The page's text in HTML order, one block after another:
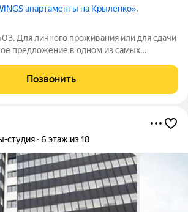
апартаменты на Крыленко»,
Для личного проживания или для сдачи
предложение в одном из самых
площадью 27,5 кв. м (по ЕГРН 23.3) на
Позвонить
студия 6 этаж из 18